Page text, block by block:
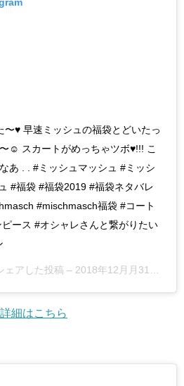
♥️ 早速ミッシュの福袋とどいたっ
☺️ スカートがめっちゃツボ♥️!!! こ
あ . . #ミッシュマッシュ #ミッシ
#福袋 #福袋2019 #福袋ネタバレ
#mischmasch福袋 #コート
ース #オシャレさんと繋がりたい
ェアした投稿 – 2018年12月月31日午後10時02分PST
細はこちら